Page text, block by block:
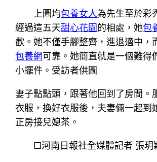
上圖均包養女人為先生至於彩
經過這五天甜心花園的相處，她包
歡。她不僅手腳整齊，進退適中，
包養網可靠。她簡直就是一個難得
小擺件。受訪者供圖
妻子點點頭，跟著他回到了房間。
衣服，換好衣服後，夫妻倆一起到
正房接兒媳茶。
□河南日報社全媒體記者 張玥